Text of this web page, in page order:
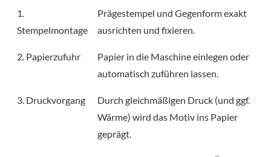
1.
Stempelmontage
Prägestempel und Gegenform exakt
ausrichten und fixieren.
2. Papierzufuhr
Papier in die Maschine einlegen oder
automatisch zuführen lassen.
3. Druckvorgang
Durch gleichmäßigen Druck (und ggf.
Wärme) wird das Motiv ins Papier
geprägt.